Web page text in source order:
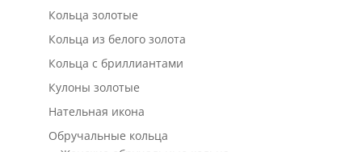
Кольца золотые
Кольца из белого золота
Кольца с бриллиантами
Кулоны золотые
Нательная икона
Обручальные кольца